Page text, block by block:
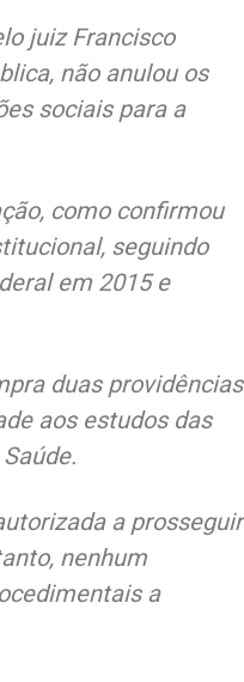
juiz Francisco
não anulou os
sociais para a
como confirmou
seguindo
em 2015 e
duas providências
aos estudos das
a prosseguir
nenhum
a